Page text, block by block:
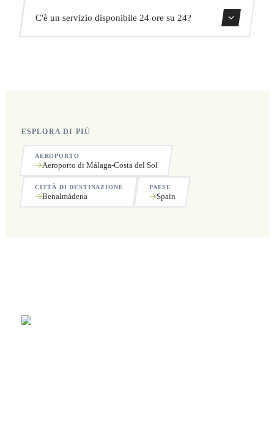
Sì, puoi cancellare gratuitamente fino a 24 ore prima del
ritiro.
C'è un servizio disponibile 24 ore su 24?
ESPLORA DI PIÙ
AEROPORTO
Aeroporto di Málaga-Costa del Sol
CITTÀ DI DESTINAZIONE
Benalmádena
PAESE
Spain